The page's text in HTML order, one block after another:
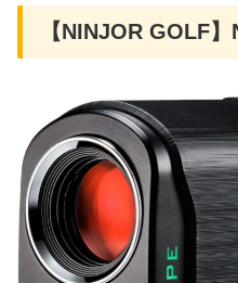
【NINJOR GOLF